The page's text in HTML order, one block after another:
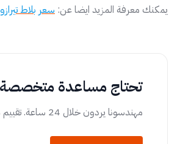
يمكنك معرفة المزيد ايضا عن: سعر بلاط
تحتاج مساعدة
مهندسونا يردون خلال 24 ساعة. تقييم موقع مجاني.